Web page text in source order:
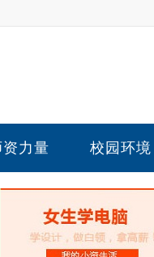
资力量 校园环境